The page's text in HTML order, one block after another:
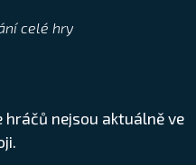
celé hry
hráčů nejsou aktuálně ve